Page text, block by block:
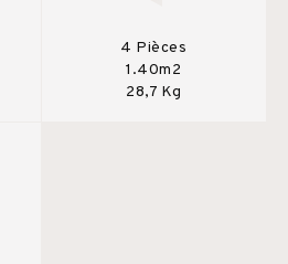
4 Pièces
1.40m2
28,7 Kg